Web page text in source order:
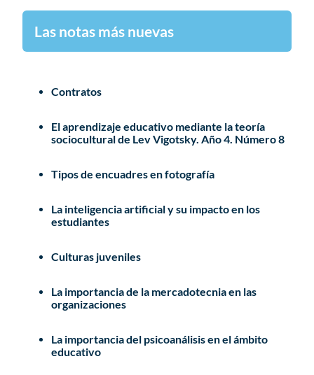
Las notas más nuevas
Contratos
El aprendizaje educativo mediante la teoría
sociocultural de Lev Vigotsky. Año 4. Número 8
Tipos de encuadres en fotografía
La inteligencia artificial y su impacto en los
estudiantes
Culturas juveniles
La importancia de la mercadotecnia en las
organizaciones
La importancia del psicoanálisis en el ámbito
educativo